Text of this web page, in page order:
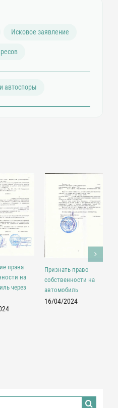
Исковое заявление
автоспоры
права
на
через
Признать право
собственности на
автомобиль
16/04/2024